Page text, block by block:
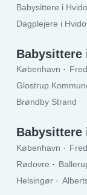
Babysittere i
Dagplejere i
København
Glostrup
Brøndby Strand
Babysittere
København
Rødovre
Helsingør